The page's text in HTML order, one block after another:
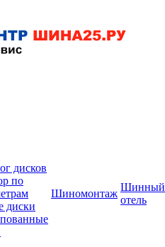
дисков
по
диски
Шиномонтаж
Шинный
отель